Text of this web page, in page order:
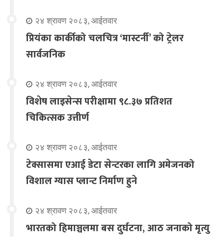
२४ श्रावण २०८३, आईतवार
प्रियंका कार्कीको चलचित्र ‘मास्टर्नी’ को ट्रेलर
सार्वजनिक
२४ श्रावण २०८३, आईतवार
विशेष लाइसेन्स परीक्षामा ९८.३७ प्रतिशत
चिकित्सक उत्तीर्ण
२४ श्रावण २०८३, आईतवार
टेक्सासमा एआई डेटा सेन्टरका लागि अमेजनको
विशाल ग्यास प्लान्ट निर्माण हुने
२४ श्रावण २०८३, आईतवार
भारतको हिमाञ्चलमा बस दुर्घटना, आठ जनाको मृत्यु